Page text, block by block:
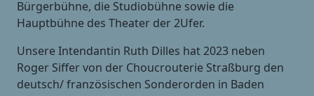
Bürgerbühne, die Studiobühne sowie die
Hauptbühne des Theater der 2Ufer.
Unsere Intendantin Ruth Dilles hat 2023 neben
Roger Siffer von der Choucrouterie Straßburg den
deutsch/ französischen Sonderorden in Baden